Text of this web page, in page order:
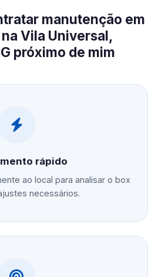
manutenção em
Vila Universal,
próximo de mim
rápido
ao local para analisar o box
necessários.